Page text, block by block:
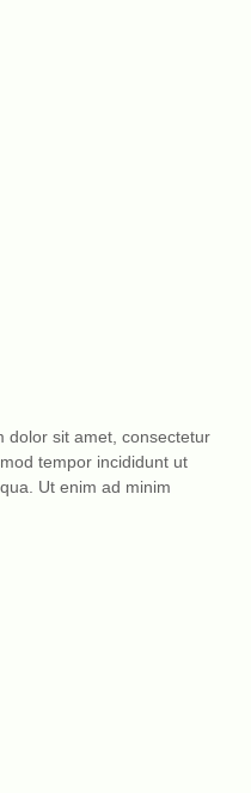
dolor sit amet, consectetur
tempor incididunt ut
Ut enim ad minim